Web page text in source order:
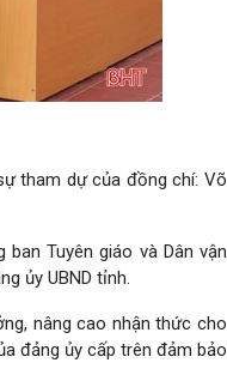
tham dự của đồng chí: Võ
Tuyên giáo và Dân vận
ủy UBND tỉnh.
nâng cao nhận thức cho
đảng ủy cấp trên đảm bảo